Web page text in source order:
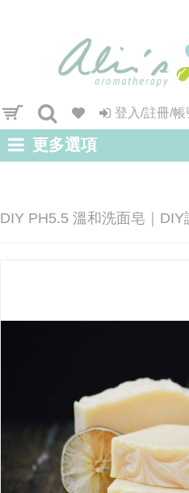
登入/註冊/帳
更多選項
DIY PH5.5 溫和洗面皂｜